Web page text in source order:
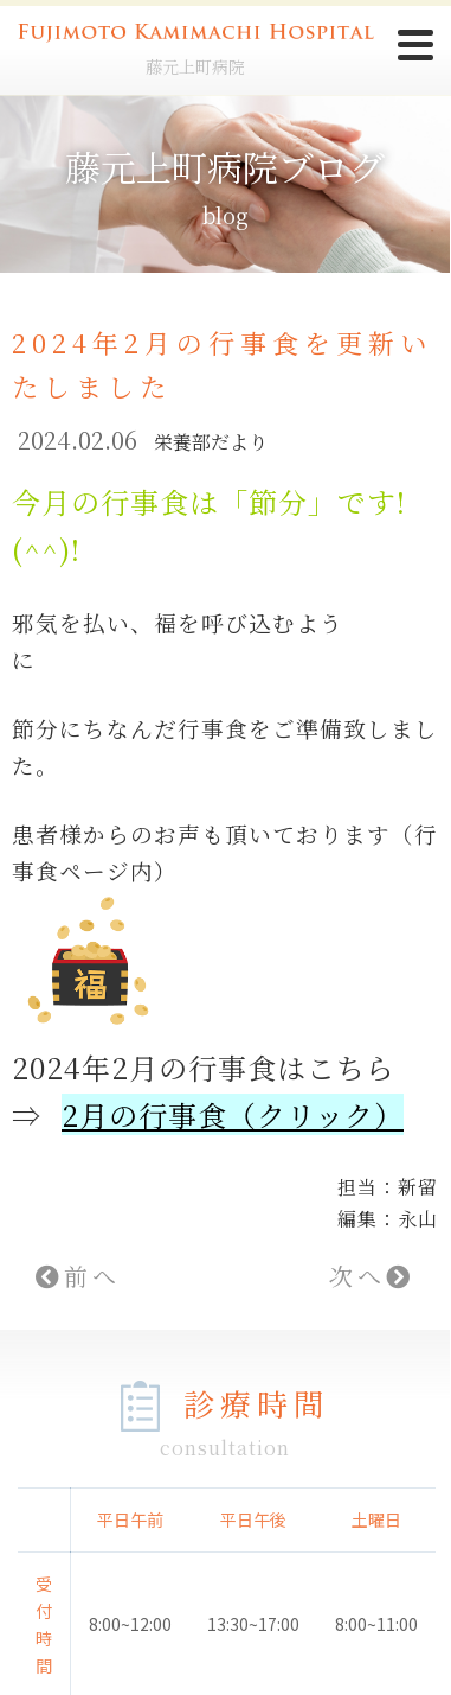
藤元上町病院
藤元上町病院ブログ
blog
2024年2月の行事食を更新い
たしました
2024.02.06 栄養部だより
今月の行事食は「節分」です!
(^^)!
邪気を払い、福を呼び込むよう
に
節分にちなんだ行事食をご準備致しまし
た。
患者様からのお声も頂いております（行
事食ページ内）
2024年2月の行事食はこちら
⇒ 2月の行事食（クリック）
担当：新留
編集：永山
前へ 次へ
診療時間
consultation
平日午前 平日午後 土曜日
受
付
時
間
8:00~12:00 13:30~17:00 8:00~11:00